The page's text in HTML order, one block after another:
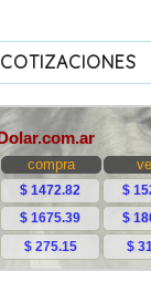
COTIZACIONES